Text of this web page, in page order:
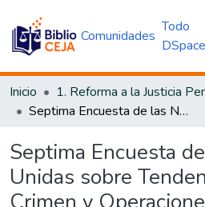
Comunidades
Todo
DSpace
Inicio
Septima Encuesta de las Naciones Unidas sobre Tendencias del Crimen y Operaciones de los Sistemas de Justicia Penal del periodo 1998-2000 (documento en inglés) (PDF, 3.2 Mb)
Septima Encuesta
Unidas sobre